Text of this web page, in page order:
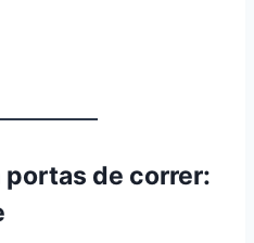
de correr: